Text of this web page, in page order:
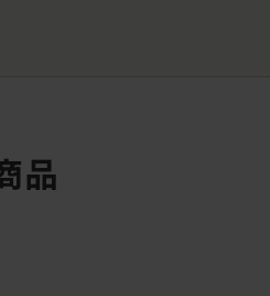
品